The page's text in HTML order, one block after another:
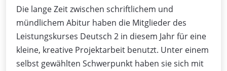
Die lange Zeit zwischen schriftlichem und
mündlichem Abitur haben die Mitglieder des
Leistungskurses Deutsch 2 in diesem Jahr für eine
kleine, kreative Projektarbeit benutzt. Unter einem
selbst gewählten Schwerpunkt haben sie sich mit